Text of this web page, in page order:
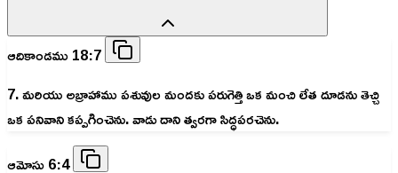
ఆదికాండము 18:7
7. మరియు అబ్రాహాము పశువుల మందకు పరుగెత్తి ఒక మంచి లేత దూడను తెచ్చి
ఒక పనివాని కప్పగించెను. వాడు దాని త్వరగా సిద్ధపరచెను.
ఆమోసు 6:4